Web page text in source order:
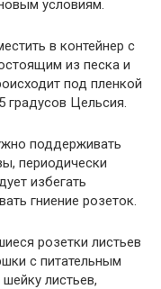
условиям.
в контейнер с
из песка и
под пленкой
градусов Цельсия.
поддерживать
периодически
избегать
гниение розеток.
розетки листьев
с питательным
листьев,